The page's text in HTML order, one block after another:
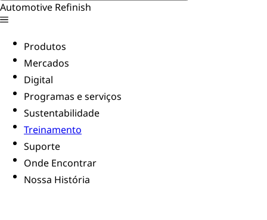
Automotive Refinish
Produtos
Mercados
Digital
Programas e serviços
Sustentabilidade
Treinamento
Suporte
Onde Encontrar
Nossa História